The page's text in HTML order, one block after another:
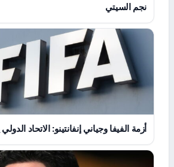
نجم السيتي
أزمة الفيفا وجياني إنفانتينو: الاتحاد